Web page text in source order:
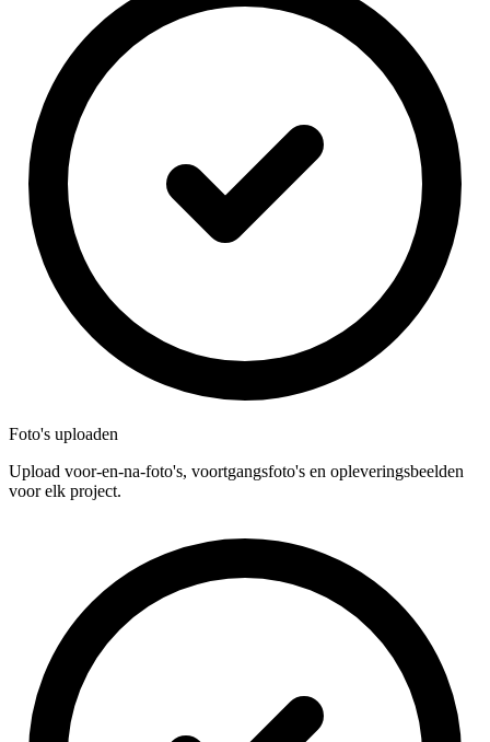
Foto's uploaden
Upload voor-en-na-foto's, voortgangsfoto's en opleveringsbeelden
voor elk project.